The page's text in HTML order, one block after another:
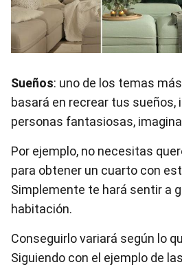
Sueños: uno de los temas
basará en recrear tus sueños,
personas fantasiosas,
Por ejemplo, no necesitas
para obtener un cuarto con
Simplemente te hará sentir a
habitación.
Conseguirlo variará según lo
Siguiendo con el ejemplo de